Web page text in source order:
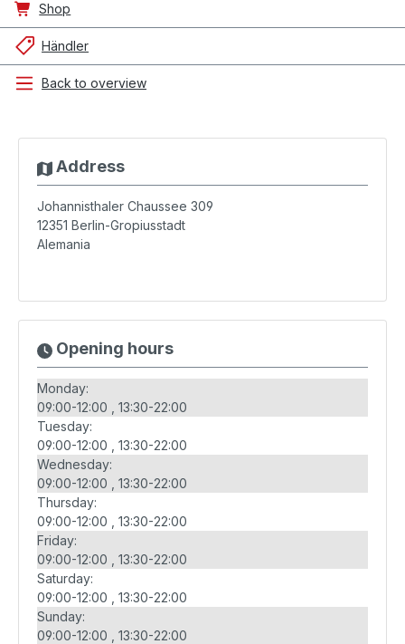
Shop
Händler
Back to overview
Address
Johannisthaler Chaussee 309
12351 Berlin-Gropiusstadt
Alemania
Opening hours
Monday:
09:00-12:00
13:30-22:00
Tuesday:
09:00-12:00
13:30-22:00
Wednesday:
09:00-12:00
13:30-22:00
Thursday:
09:00-12:00
13:30-22:00
Friday:
09:00-12:00
13:30-22:00
Saturday:
09:00-12:00
13:30-22:00
Sunday:
09:00-12:00
13:30-22:00